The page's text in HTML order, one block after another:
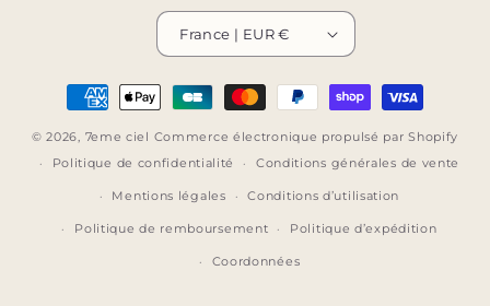
France | EUR €
Moyens
de
paiement
© 2026, 7eme ciel Commerce électronique propulsé par Shopify
Politique de confidentialité
Conditions générales de vente
Mentions légales Conditions d’utilisation
Politique de remboursement Politique d’expédition
Coordonnées